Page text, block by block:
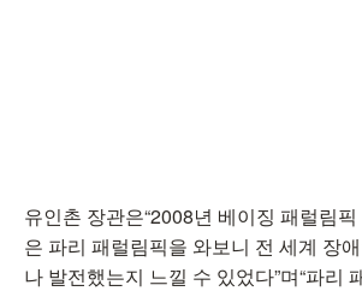
유인촌 장관은“2008년 베이징 패럴림
은 파리 패럴림픽을 와보니 전 세계 장
나 발전했는지 느낄 수 있었다”며“파리